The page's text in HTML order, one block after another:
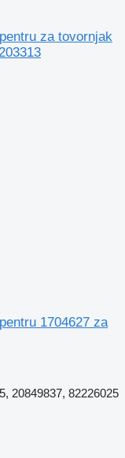
za tovornjak
1704627 za
20849837, 82226025